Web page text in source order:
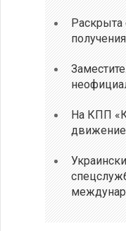
Раскрыта
На КПП